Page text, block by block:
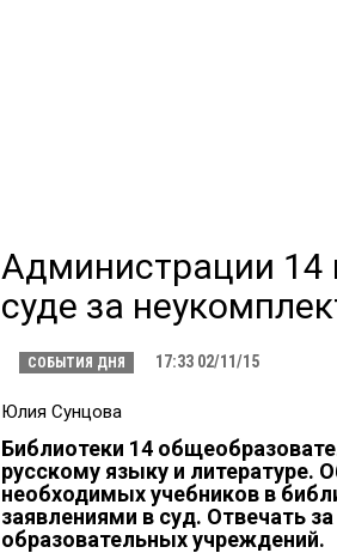
Администрации 14
суде за
СОБЫТИЯ ДНЯ 17:33 02/11/15
Юлия Сунцова
Библиотеки 14
русскому языку и литературе.
необходимых учебников в
заявлениями в суд. Отвечать
образовательных учреждений.